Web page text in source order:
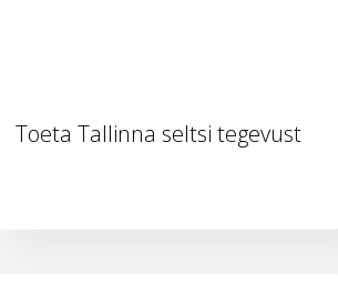
Toeta Tallinna seltsi tegevust